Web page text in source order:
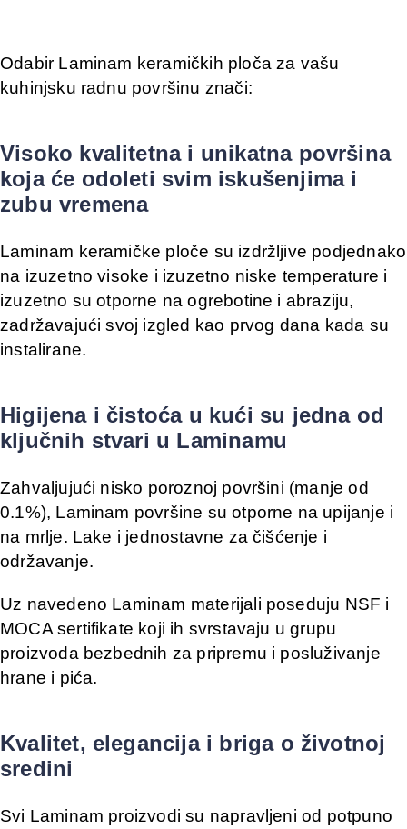
Odabir Laminam keramičkih ploča za vašu
kuhinjsku radnu površinu znači:
Visoko kvalitetna i unikatna površina
koja će odoleti svim iskušenjima i
zubu vremena
Laminam keramičke ploče su izdržljive podjednako
na izuzetno visoke i izuzetno niske temperature i
izuzetno su otporne na ogrebotine i abraziju,
zadržavajući svoj izgled kao prvog dana kada su
instalirane.
Higijena i čistoća u kući su jedna od
ključnih stvari u Laminamu
Zahvaljujući nisko poroznoj površini (manje od
0.1%), Laminam površine su otporne na upijanje i
na mrlje. Lake i jednostavne za čišćenje i
održavanje.
Uz navedeno Laminam materijali poseduju NSF i
MOCA sertifikate koji ih svrstavaju u grupu
proizvoda bezbednih za pripremu i posluživanje
hrane i pića.
Kvalitet, elegancija i briga o životnoj
sredini
Svi Laminam proizvodi su napravljeni od potpuno